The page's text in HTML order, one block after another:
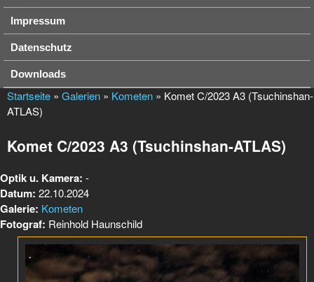
Impressum
Datenschutz
Downloads
Startseite » Galerien » Kometen » Komet C/2023 A3 (Tsuchinshan-
ATLAS)
Komet C/2023 A3 (Tsuchinshan-ATLAS)
Optik u. Kamera: -
Datum: 22.10.2024
Galerie: Kometen
Fotograf: Reinhold Haunschild